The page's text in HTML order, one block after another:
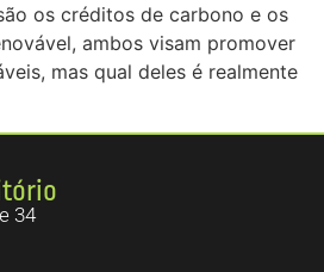
os créditos de carbono e os
ambos visam promover
mas qual deles é realmente
34